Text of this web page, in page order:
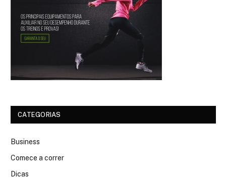
CATEGORIAS
Business
Comece a correr
Dicas